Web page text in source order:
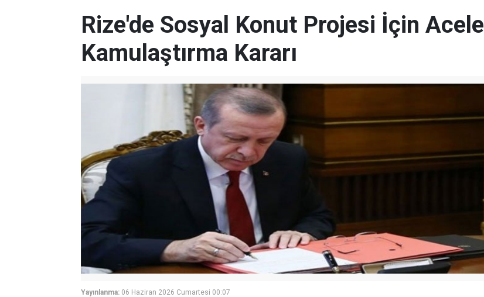
Rize'de Sosyal Konut Projesi İçin Acele
Kamulaştırma Kararı
Yayınlanma: 06 Haziran 2026 Cumartesi 00:07